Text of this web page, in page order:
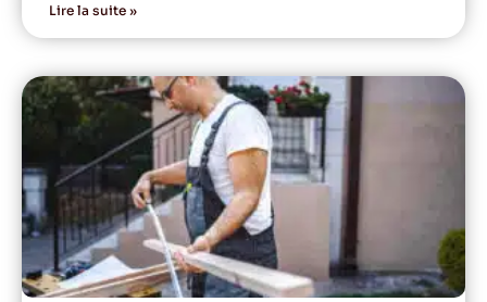
Lire la suite »